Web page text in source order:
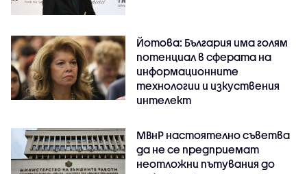
Йотова: България има голям
потенциал в сферата на
информационните
технологии и изкуствения
интелект
МВнР настоятелно съветва
да не се предприемат
неотложни пътувания до